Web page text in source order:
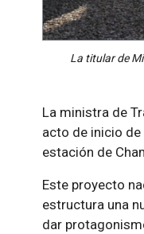
La titular de
La ministra de
acto de inicio
estación de
Este proyecto
estructura una
dar